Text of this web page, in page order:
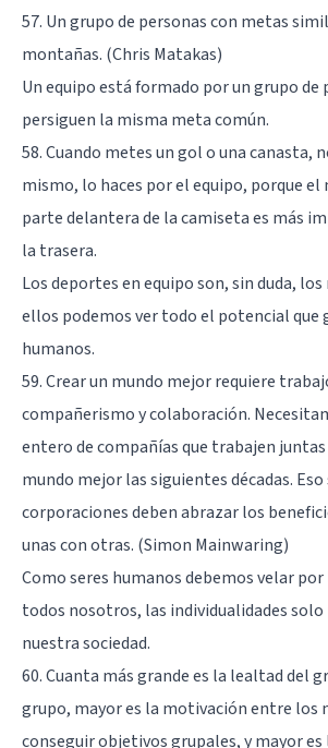
57. Un grupo de personas con metas
montañas. (Chris Matakas)
Un equipo está formado por un grupo de
persiguen la misma meta común.
58. Cuando metes un gol o una canasta,
mismo, lo haces por el equipo, porque el
parte delantera de la camiseta es más
la trasera.
Los deportes en equipo son, sin duda,
ellos podemos ver todo el potencial que
humanos.
59. Crear un mundo mejor requiere
compañerismo y colaboración.
entero de compañías que trabajen
mundo mejor las siguientes décadas.
corporaciones deben abrazar los
unas con otras. (Simon Mainwaring)
Como seres humanos debemos velar
todos nosotros, las individualidades solo
nuestra sociedad.
60. Cuanta más grande es la lealtad del
grupo, mayor es la motivación entre los
conseguir objetivos grupales, y mayor